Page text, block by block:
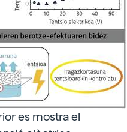
es mostra el